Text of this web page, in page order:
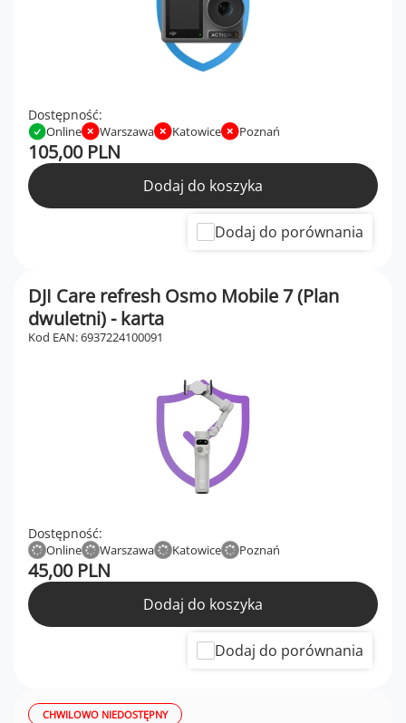
Dostępność:
Online Warszawa Katowice Poznań
105,00 PLN
Dodaj do koszyka
Dodaj do porównania
DJI Care refresh Osmo Mobile 7 (Plan
dwuletni) - karta
Kod EAN: 6937224100091
Dostępność:
Online Warszawa Katowice Poznań
45,00 PLN
Dodaj do koszyka
Dodaj do porównania
CHWILOWO NIEDOSTĘPNY